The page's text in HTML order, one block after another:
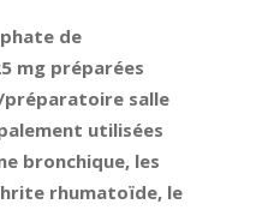
de
mg préparées
salle
utilisées
bronchique, les
rhumatoïde, le